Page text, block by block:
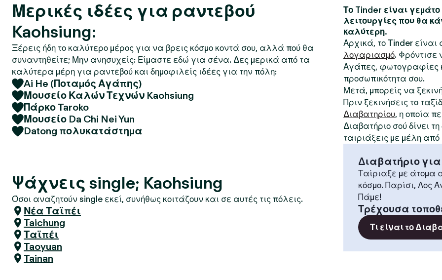
Μερικές ιδέες για ραντεβού
Kaohsiung:
Ξέρεις ήδη το καλύτερο μέρος για να βρεις κόσμο κοντά σου, αλλά πού θα
συναντηθείτε; Μην ανησυχείς: Είμαστε εδώ για σένα. Δες μερικά από τα
καλύτερα μέρη για ραντεβού και δημοφιλείς ιδέες για την πόλη:
Ai He (Ποταμός Αγάπης)
Μουσείο Καλών Τεχνών Kaohsiung
Πάρκο Taroko
Μουσείο Da Chi Nei Yun
Datong πολυκατάστημα
Ψάχνεις single; Kaohsiung
Όσοι αναζητούν single εκεί, συνήθως κοιτάζουν και σε αυτές τις πόλεις.
Νέα Ταϊπέι
Taichung
Ταϊπέι
Taoyuan
Tainan
Το Tinder είναι
λειτουργίες που θα
καλύτερη.
Αρχικά, το Tinder
λογαριασμό.
Αγάπες, φωτογραφίες
προσωπικότητα σου.
Μετά, μπορείς να
Πριν ξεκινήσεις το
Διαβατηρίου, η οποία
Διαβατήριο σού δίνει
ταιριάξεις με μέλη
Διαβατήριο
Ταίριαξε με άτομα
κόσμο. Παρίσι, Λος
Πάμε!
Τρέχουσα
Τι είναι το